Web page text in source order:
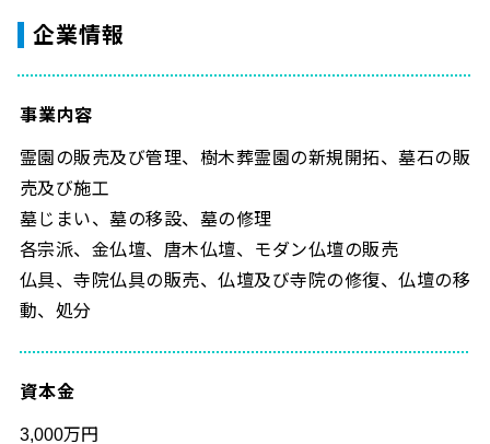
企業情報
事業内容
霊園の販売及び管理、樹木葬霊園の新規開拓、墓石の販
売及び施工
墓じまい、墓の移設、墓の修理
各宗派、金仏壇、唐木仏壇、モダン仏壇の販売
仏具、寺院仏具の販売、仏壇及び寺院の修復、仏壇の移
動、処分
資本金
3,000万円